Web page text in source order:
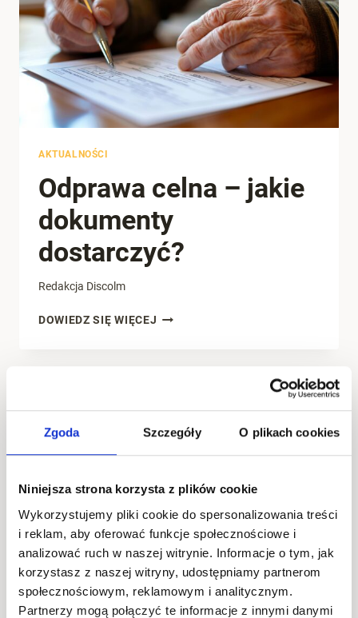
Zgoda Szczegóły O plikach cookies
Niniejsza strona korzysta z plików cookie
Wykorzystujemy pliki cookie do spersonalizowania treści
i reklam, aby oferować funkcje społecznościowe i
analizować ruch w naszej witrynie. Informacje o tym, jak
korzystasz z naszej witryny, udostępniamy partnerom
społecznościowym, reklamowym i analitycznym.
Partnerzy mogą połączyć te informacje z innymi danymi
ZACZĄĆ
UNIKNĄĆ
BŁĘDÓW?
AKTUALNOŚCI
Odprawa celna – jakie
dokumenty
dostarczyć?
Redakcja Discolm
DOWIEDZ SIĘ WIĘCEJ ODPRAWA
BEZ KATEGORII
SEE REVIEWS